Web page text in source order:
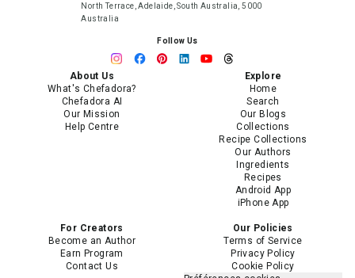
North Terrace, Adelaide, South Australia, 5000
Australia
Follow Us
About Us
What's Chefadora?
Chefadora AI
Our Mission
Help Centre
Explore
Home
Search
Our Blogs
Collections
Recipe Collections
Our Authors
Ingredients
Recipes
Android App
iPhone App
For Creators
Become an Author
Earn Program
Contact Us
Our Policies
Terms of Service
Privacy Policy
Cookie Policy